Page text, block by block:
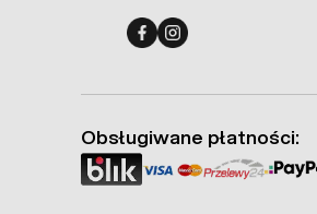
Obsługiwane płatności: